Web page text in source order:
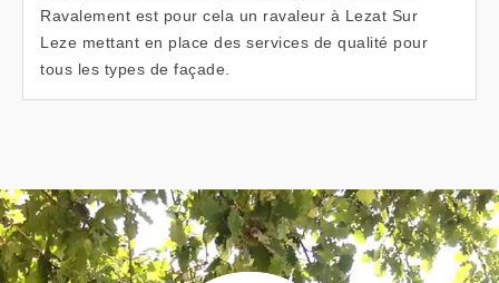
Ravalement est pour cela un ravaleur à Lezat Sur
Leze mettant en place des services de qualité pour
tous les types de façade.